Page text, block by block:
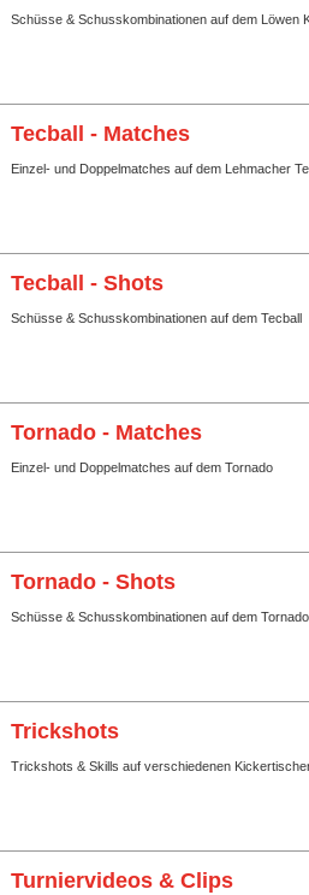
Schüsse & Schusskombinationen auf dem Löwen
Tecball - Matches
Einzel- und Doppelmatches auf dem Lehmacher
Tecball - Shots
Schüsse & Schusskombinationen auf dem Tecball
Tornado - Matches
Einzel- und Doppelmatches auf dem Tornado
Tornado - Shots
Schüsse & Schusskombinationen auf dem
Trickshots
Trickshots & Skills auf verschiedenen
Turniervideos & Clips